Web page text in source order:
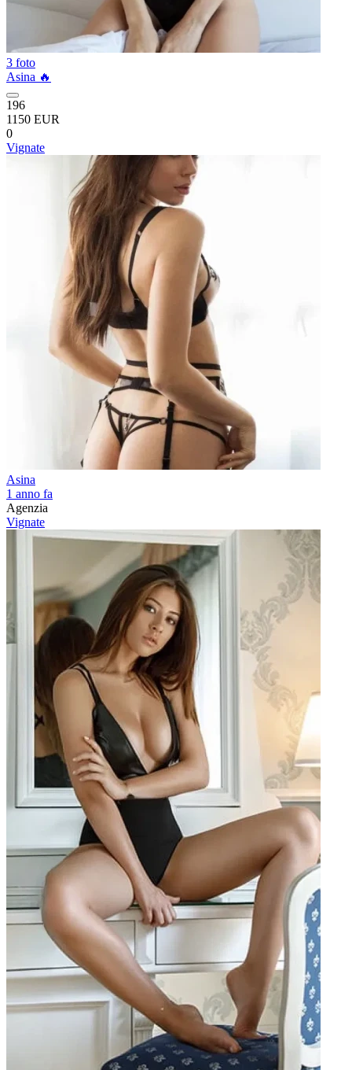
3 foto
Asina 🔥
196
1150 EUR
0
Vignate
Asina
1 anno fa
Agenzia
Vignate